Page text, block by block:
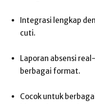
Integrasi lengkap
cuti.
Laporan absensi
berbagai format.
Cocok untuk